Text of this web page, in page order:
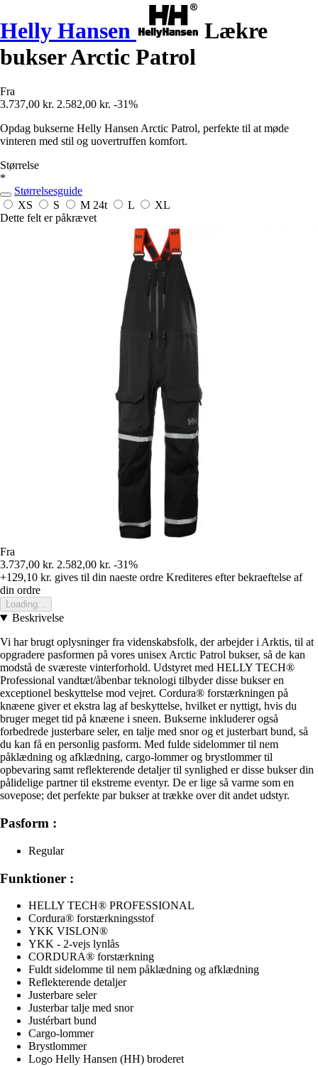
Helly Hansen
Lækre
bukser Arctic Patrol
Fra
3.737,00 kr. 2.582,00 kr. -31%
Opdag bukserne Helly Hansen Arctic Patrol, perfekte til at møde
vinteren med stil og uovertruffen komfort.
Størrelse
*
Størrelsesguide
XS
S M 24t L
XL
Dette felt er påkrævet
Fra
3.737,00 kr. 2.582,00 kr. -31%
+129,10 kr. gives til din naeste ordre Krediteres efter bekraeftelse af
din ordre
Loading...
Beskrivelse
Vi har brugt oplysninger fra videnskabsfolk, der arbejder i Arktis, til at
opgradere pasformen på vores unisex Arctic Patrol bukser, så de kan
modstå de sværeste vinterforhold. Udstyret med HELLY TECH®
Professional vandtæt/åbenbar teknologi tilbyder disse bukser en
exceptionel beskyttelse mod vejret. Cordura® forstærkningen på
knæene giver et ekstra lag af beskyttelse, hvilket er nyttigt, hvis du
bruger meget tid på knæene i sneen. Bukserne inkluderer også
forbedrede justerbare seler, en talje med snor og et justerbart bund, så
du kan få en personlig pasform. Med fulde sidelommer til nem
påklædning og afklædning, cargo-lommer og brystlommer til
opbevaring samt reflekterende detaljer til synlighed er disse bukser din
pålidelige partner til ekstreme eventyr. De er lige så varme som en
sovepose; det perfekte par bukser at trække over dit andet udstyr.
Pasform :
Regular
Funktioner :
HELLY TECH® PROFESSIONAL
Cordura® forstærkningsstof
YKK VISLON®
YKK - 2-vejs lynlås
CORDURA® forstærkning
Fuldt sidelomme til nem påklædning og afklædning
Reflekterende detaljer
Justerbare seler
Justerbar talje med snor
Justérbart bund
Cargo-lommer
Brystlommer
Logo Helly Hansen (HH) broderet